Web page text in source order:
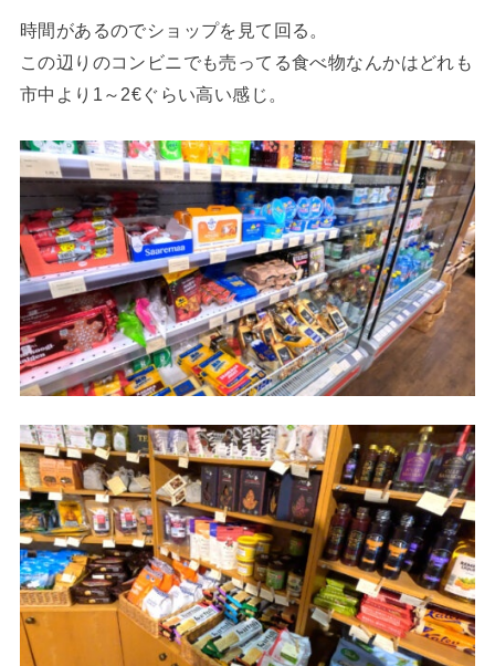
時間があるのでショップを見て回る。
この辺りのコンビニでも売ってる食べ物なんかはどれも
市中より1～2€ぐらい高い感じ。